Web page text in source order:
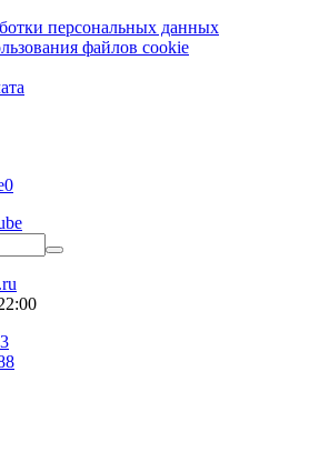
персональных данных
файлов cookie
0